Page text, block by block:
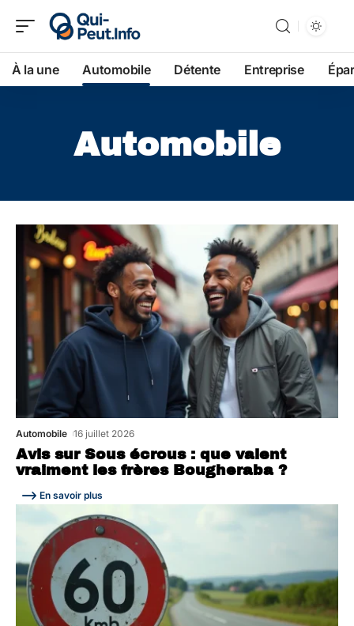
À la une Automobile Détente Entreprise
Automobile
Avis sur Sous écrous : que valent
vraiment les frères Bougheraba ?
Automobile 16 juillet 2026
En savoir plus